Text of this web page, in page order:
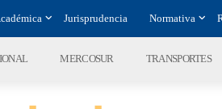
Jurisprudencia Normativa
MERCOSUR TRANSPORTES